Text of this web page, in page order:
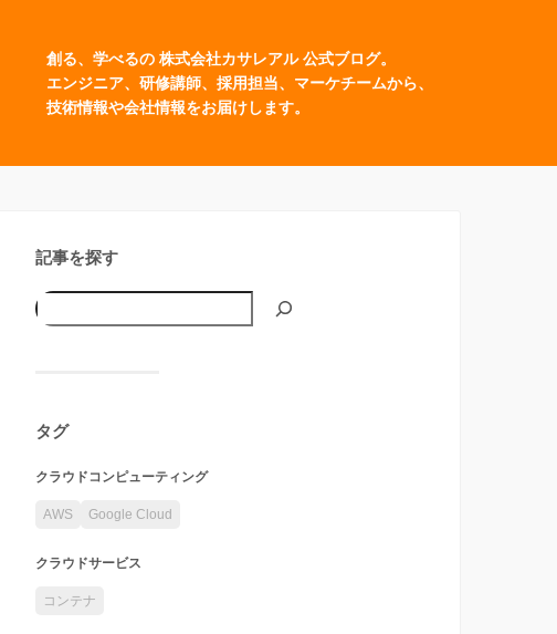
創る、学べるの 株式会社カサレアル 公式ブログ。
エンジニア、研修講師、採用担当、マーケチームから、
技術情報や会社情報をお届けします。
記事を探す
タグ
クラウドコンピューティング
AWS Google Cloud
クラウドサービス
コンテナ